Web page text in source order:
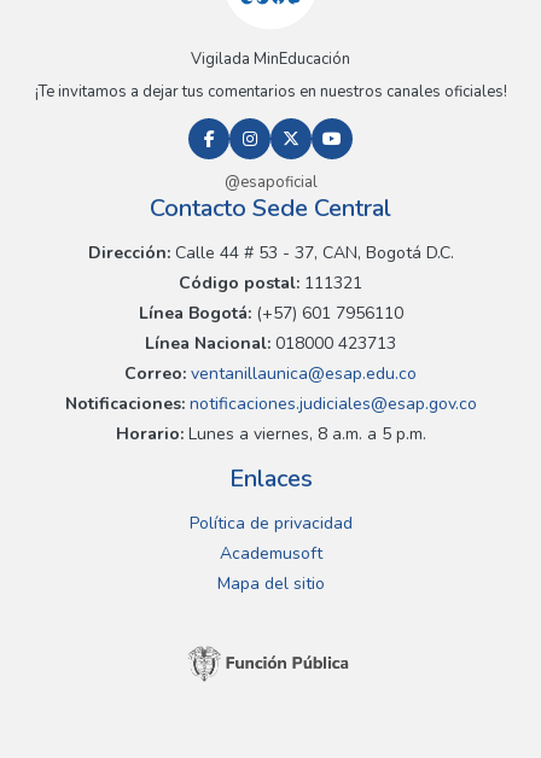
Vigilada MinEducación
¡Te invitamos a dejar tus comentarios en nuestros canales oficiales!
@esapoficial
Contacto Sede Central
Dirección:Calle 44 # 53 - 37, CAN, Bogotá D.C.
Código postal: 111321
Línea Bogotá:(+57) 601 7956110
Línea Nacional: 018000 423713
Correo: ventanillaunica@esap.edu.co
Notificaciones:notificaciones.judiciales@esap.gov.co
Horario:Lunes a viernes, 8 a.m. a 5 p.m.
Enlaces
Política de privacidad
Academusoft
Mapa del sitio